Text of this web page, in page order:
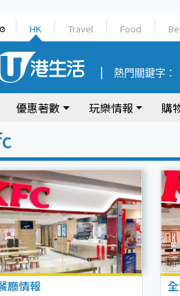
HK Travel Food
熱門關鍵字：
優惠著數 玩樂情報 購
廳情報